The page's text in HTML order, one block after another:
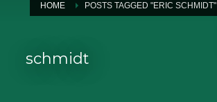
HOME POSTS TAGGED "ERIC SCHMIDT"
schmidt